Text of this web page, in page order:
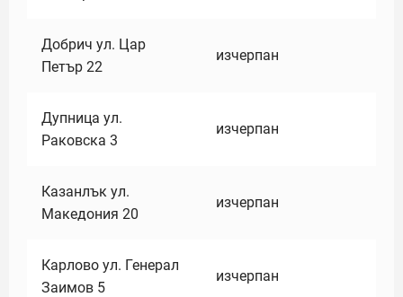
Добрич ул. Цар
Петър 22
изчерпан
Дупница ул.
Раковска 3
изчерпан
Казанлък ул.
Македония 20
изчерпан
Карлово ул. Генерал
Заимов 5
изчерпан